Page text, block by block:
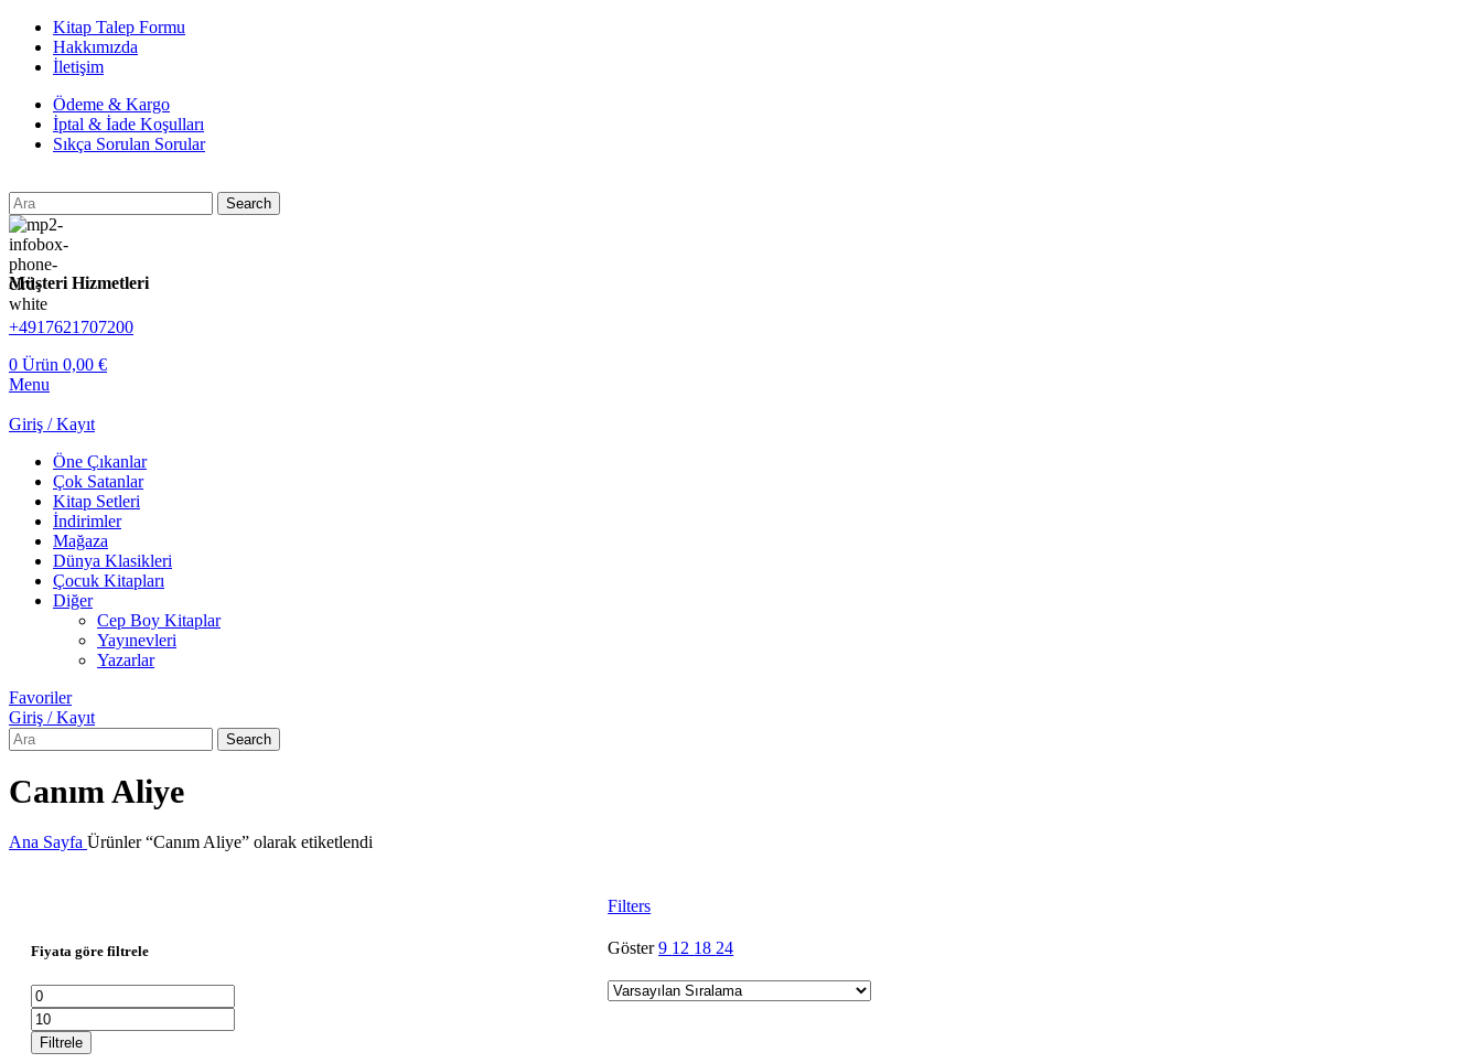
Kitap Talep Formu
Hakkımızda
İletişim
Ödeme & Kargo
İptal & İade Koşulları
Sıkça Sorulan Sorular
Search
Müşteri Hizmetleri
+4917621707200
0 Ürün 0,00 €
Menu
Giriş / Kayıt
Öne Çıkanlar
Çok Satanlar
Kitap Setleri
İndirimler
Mağaza
Dünya Klasikleri
Çocuk Kitapları
Diğer
Cep Boy Kitaplar
Yayınevleri
Yazarlar
Favoriler
Giriş / Kayıt
Search
Canım Aliye
Ana Sayfa Ürünler “Canım Aliye” olarak etiketlendi
Fiyata göre filtrele
En
düşük
fiyat
yüksek
fiyat
Filtrele
Filters
Göster9 12 18 24